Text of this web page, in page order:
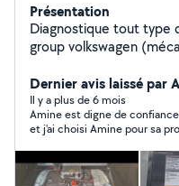
Présentation
Diagnostique tout type de voiture
group volkswagen
Entretien moteur mineur et majeur Entretien et
réparation boîte dsg Service complet avec un prix
ordinaire , disponibilité
Dernier avis laissé par
Il y a plus de 6 mois
Amine est digne de confiance et très
et j'ai choisi Amine pour sa
pouvez le consulter, il fera
des prix très convenables...